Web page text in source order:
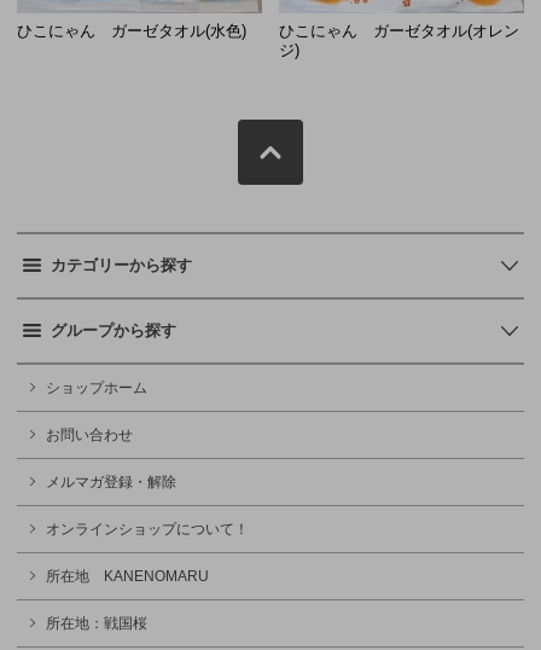
ひこにゃん ガーゼタオル(水色)
ひこにゃん ガーゼタオル(オレン
ジ)
カテゴリーから探す
グループから探す
ショップホーム
お問い合わせ
メルマガ登録・解除
オンラインショップについて！
所在地 KANENOMARU
所在地：戦国桜